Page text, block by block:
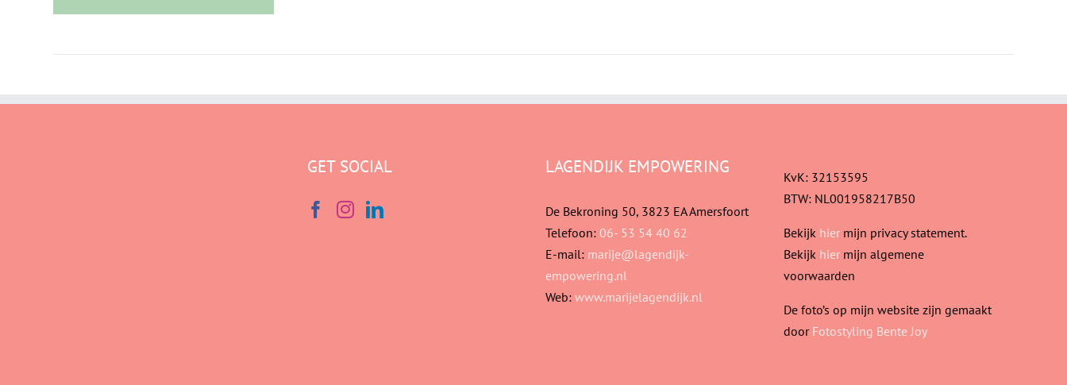
GET SOCIAL LAGENDIJK EMPOWERING
De Bekroning 50, 3823 EA Amersfoort
Telefoon: 06- 53 54 40 62
E-mail: marije@lagendijk-
empowering.nl
Web: www.marijelagendijk.nl
KvK: 32153595
BTW: NL001958217B50
Bekijk hier mijn privacy statement.
Bekijk hier mijn algemene
voorwaarden
De foto’s op mijn website zijn gemaakt
door Fotostyling Bente Joy